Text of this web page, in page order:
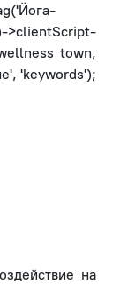
town,
'keywords');
на